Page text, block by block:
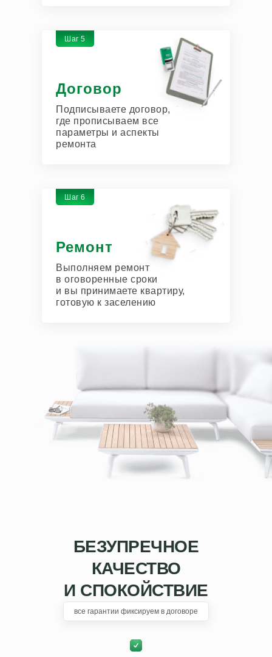
Шаг 5
Договор
Подписываете договор,
где прописываем все
параметры и аспекты
ремонта
Шаг 6
Ремонт
Выполняем ремонт
в оговоренные сроки
и вы принимаете квартиру,
готовую к заселению
БЕЗУПРЕЧНОЕ
КАЧЕСТВО
И СПОКОЙСТВИЕ
все гарантии фиксируем в договоре